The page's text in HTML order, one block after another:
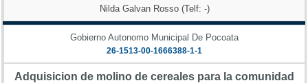
Nilda Galvan Rosso (Telf: -)
Gobierno Autonomo Municipal De Pocoata
26-1513-00-1666388-1-1
Adquisicion de molino de cereales para la comunidad